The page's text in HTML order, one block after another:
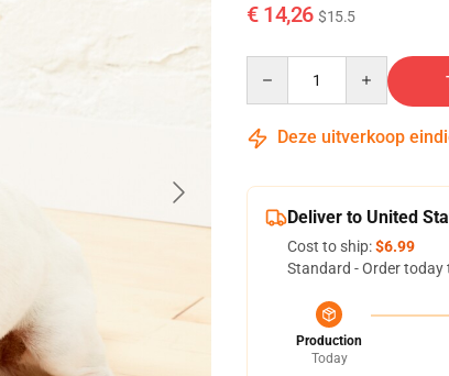
€ 14,26 $15.5
Deze uitverkoop
Deliver to United
Cost to ship:$6.99
Standard - Order today
Production
Today